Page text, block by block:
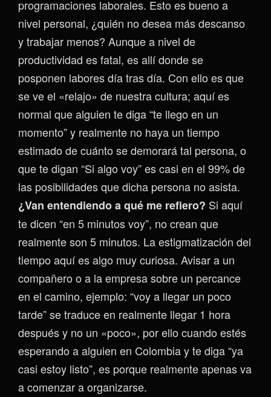
programaciones laborales. Esto es bueno a
nivel personal, ¿quién no desea más descanso
y trabajar menos? Aunque a nivel de
productividad es fatal, es allí donde se
posponen labores día tras día. Con ello es que
se ve el «relajo» de nuestra cultura; aquí es
normal que alguien te diga “te llego en un
momento” y realmente no haya un tiempo
estimado de cuánto se demorará tal persona, o
que te digan “Si algo voy” es casi en el 99% de
las posibilidades que dicha persona no asista.
¿Van entendiendo a qué me refiero? Si aquí
te dicen “en 5 minutos voy”, no crean que
realmente son 5 minutos. La estigmatización del
tiempo aquí es algo muy curiosa. Avisar a un
compañero o a la empresa sobre un percance
en el camino, ejemplo: “voy a llegar un poco
tarde” se traduce en realmente llegar 1 hora
después y no un «poco», por ello cuando estés
esperando a alguien en Colombia y te diga “ya
casi estoy listo”, es porque realmente apenas va
a comenzar a organizarse.